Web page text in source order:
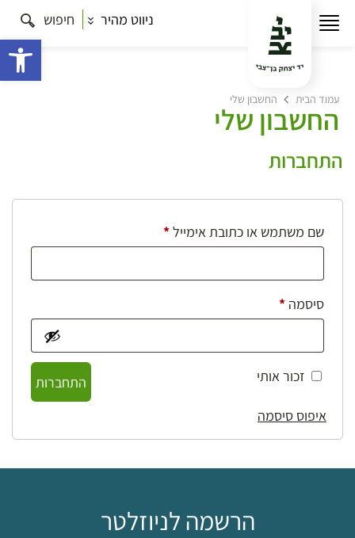
ניווט מהיר חיפוש
עמוד הבית החשבון שלי
החשבון שלי
התחברות
שם משתמש או כתובת אימייל*חובה
סיסמה *חובה
זכור אותי
התחברות
איפוס סיסמה
הרשמה לניוזלטר